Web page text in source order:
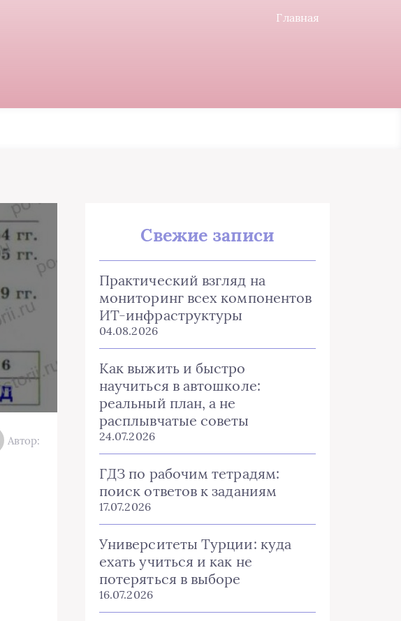
Главная
Автор:
Свежие записи
Практический взгляд на
мониторинг всех компонентов
ИТ-инфраструктуры
04.08.2026
Как выжить и быстро
научиться в автошколе:
реальный план, а не
расплывчатые советы
24.07.2026
ГДЗ по рабочим тетрадям:
поиск ответов к заданиям
17.07.2026
Университеты Турции: куда
ехать учиться и как не
потеряться в выборе
16.07.2026